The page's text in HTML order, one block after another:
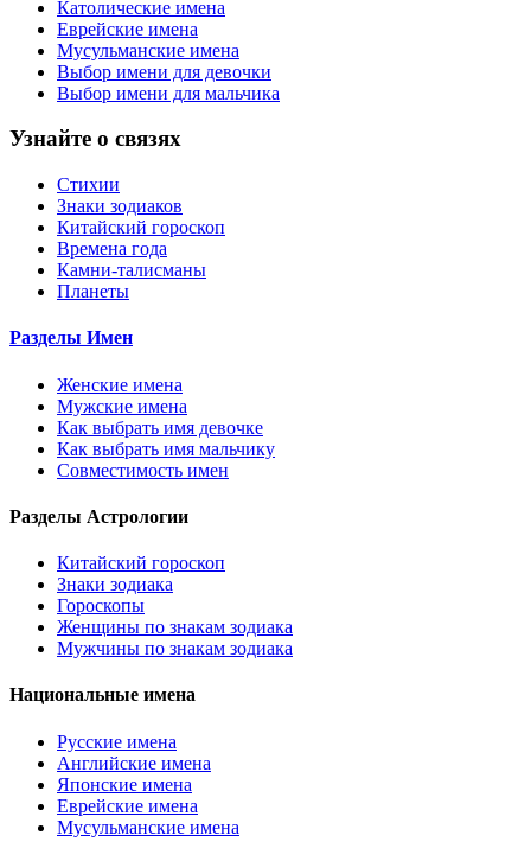
Католические имена
Еврейские имена
Мусульманские имена
Выбор имени для девочки
Выбор имени для мальчика
Узнайте о связях
Стихии
Знаки зодиаков
Китайский гороскоп
Времена года
Камни-талисманы
Планеты
Разделы Имен
Женские имена
Мужские имена
Как выбрать имя девочке
Как выбрать имя мальчику
Совместимость имен
Разделы Астрологии
Китайский гороскоп
Знаки зодиака
Гороскопы
Женщины по знакам зодиака
Мужчины по знакам зодиака
Национальные имена
Русские имена
Английские имена
Японские имена
Еврейские имена
Мусульманские имена